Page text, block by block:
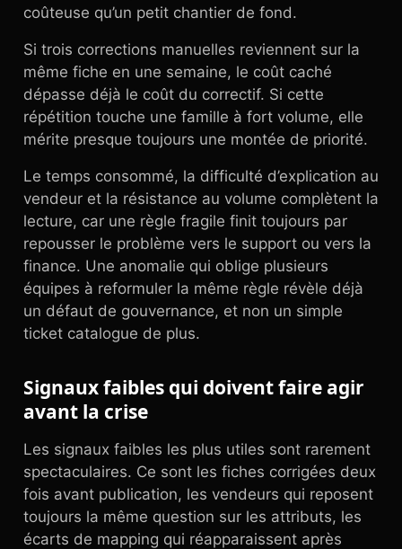
coûteuse qu’un petit chantier de fond.
Si trois corrections manuelles reviennent sur la
même fiche en une semaine, le coût caché
dépasse déjà le coût du correctif. Si cette
répétition touche une famille à fort volume, elle
mérite presque toujours une montée de priorité.
Le temps consommé, la difficulté d’explication au
vendeur et la résistance au volume complètent la
lecture, car une règle fragile finit toujours par
repousser le problème vers le support ou vers la
finance. Une anomalie qui oblige plusieurs
équipes à reformuler la même règle révèle déjà
un défaut de gouvernance, et non un simple
ticket catalogue de plus.
Signaux faibles qui doivent faire agir
avant la crise
Les signaux faibles les plus utiles sont rarement
spectaculaires. Ce sont les fiches corrigées deux
fois avant publication, les vendeurs qui reposent
toujours la même question sur les attributs, les
écarts de mapping qui réapparaissent après